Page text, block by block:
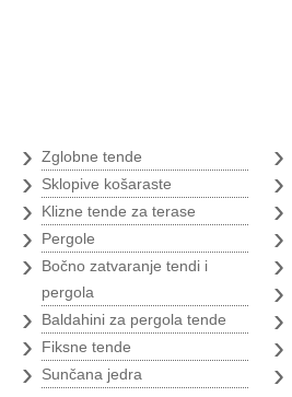
› Zglobne tende
› Sklopive košaraste
› Klizne tende za terase
› Pergole
›
Bočno zatvaranje tendi i
pergola
› Baldahini za pergola tende
› Fiksne tende
› Sunčana jedra
›
›
›
›
›
›
›
›
›